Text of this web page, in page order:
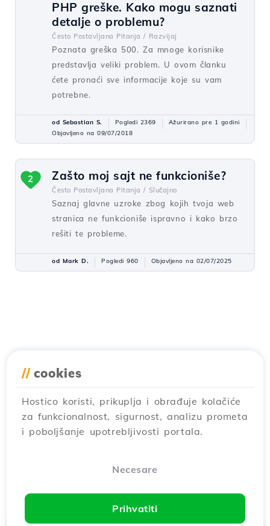
PHP greške. Kako mogu saznati
detalje o problemu?
Često Postavljana Pitanja / Razvijaj
Poznata greška 500. Za mnoge korisnike
predstavlja veliki problem. U ovom članku
ćete pronaći sve informacije koje su vam
potrebne.
od Sebastian S. Pogledi 2369
Ažurirano pre 1 godini
Objavljeno na 09/07/2018
Zašto moj sajt ne funkcioniše?
Često Postavljana Pitanja / Slučajno
Saznaj glavne uzroke zbog kojih tvoja web
stranica ne funkcioniše ispravno i kako brzo
rešiti te probleme.
2
od Mark D. Pogledi 960 Objavljeno na 02/07/2025
// cookies
Hostico koristi, prikuplja i obrađuje kolačiće
za funkcionalnost, sigurnost, analizu prometa
i poboljšanje upotrebljivosti portala.
Necesare
Prihvatiti